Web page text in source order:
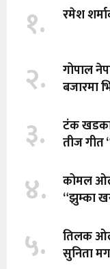
१. रमेश
२.
गोपाल
बजारमा
३.
टंक
तीज गीत
४.
कोमल
“झुम्का
५.
तिलक
सुनिता